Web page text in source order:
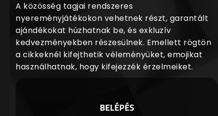
A közösség tagjai rendszeres
nyereményjátékokon vehetnek részt, garantált
ajándékokat húzhatnak be, és exkluzív
kedvezményekben részesülnek. Emellett rögtön
a cikkeknél kifejthetik véleményüket, emojikat
használhatnak, hogy kifejezzék érzelmeiket.
BELÉPÉS